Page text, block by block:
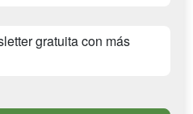
gratuita con más